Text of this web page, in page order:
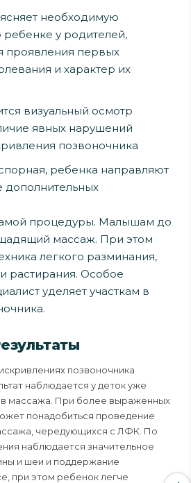
необходимую
у родителей,
проявления первых
и характер их
визуальный осмотр
явных нарушений
позвоночника
ребенка направляют
дополнительных
процедуры. Малышам до
массаж. При этом
легкого разминания,
растирания. Особое
уделяет участкам в
позвоночника
наблюдается у деток уже
массажа. При более выраженных
понадобиться проведение
чередующихся с ЛФК. По
наблюдается значительное
и шеи и поддержание
при этом ребенок легче